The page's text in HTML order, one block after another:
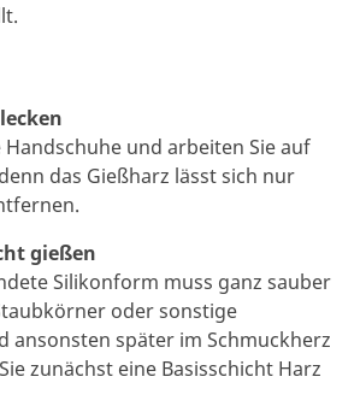
Handschuhe und arbeiten Sie auf
das Gießharz lässt sich nur
gießen
Silikonform muss ganz sauber
oder sonstige
ansonsten später im Schmuckherz
zunächst eine Basisschicht Harz